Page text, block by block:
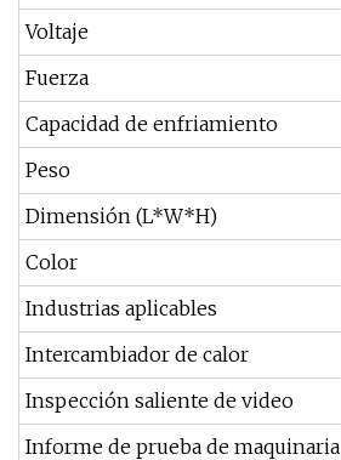
Voltaje
Fuerza
Capacidad de enfriamiento
Peso
Dimensión (L*W*H)
Color
Industrias aplicables
Intercambiador de calor
Inspección saliente de video
Informe de prueba de maquinaria